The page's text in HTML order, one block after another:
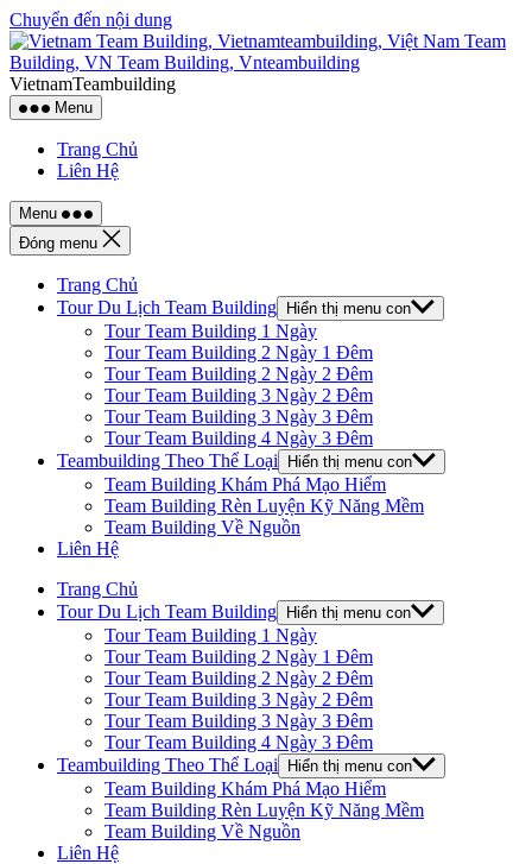
Chuyển đến nội dung
VietnamTeambuilding
Menu
Trang Chủ
Liên Hệ
Menu
Đóng menu
Trang Chủ
Tour Du Lịch Team Building
Hiển thị menu con
Tour Team Building 1 Ngày
Tour Team Building 2 Ngày 1 Đêm
Tour Team Building 2 Ngày 2 Đêm
Tour Team Building 3 Ngày 2 Đêm
Tour Team Building 3 Ngày 3 Đêm
Tour Team Building 4 Ngày 3 Đêm
Teambuilding Theo Thể Loại
Hiển thị menu con
Team Building Khám Phá Mạo Hiểm
Team Building Rèn Luyện Kỹ Năng Mềm
Team Building Về Nguồn
Liên Hệ
Trang Chủ
Tour Du Lịch Team Building
Hiển thị menu con
Tour Team Building 1 Ngày
Tour Team Building 2 Ngày 1 Đêm
Tour Team Building 2 Ngày 2 Đêm
Tour Team Building 3 Ngày 2 Đêm
Tour Team Building 3 Ngày 3 Đêm
Tour Team Building 4 Ngày 3 Đêm
Teambuilding Theo Thể Loại
Hiển thị menu con
Team Building Khám Phá Mạo Hiểm
Team Building Rèn Luyện Kỹ Năng Mềm
Team Building Về Nguồn
Liên Hệ